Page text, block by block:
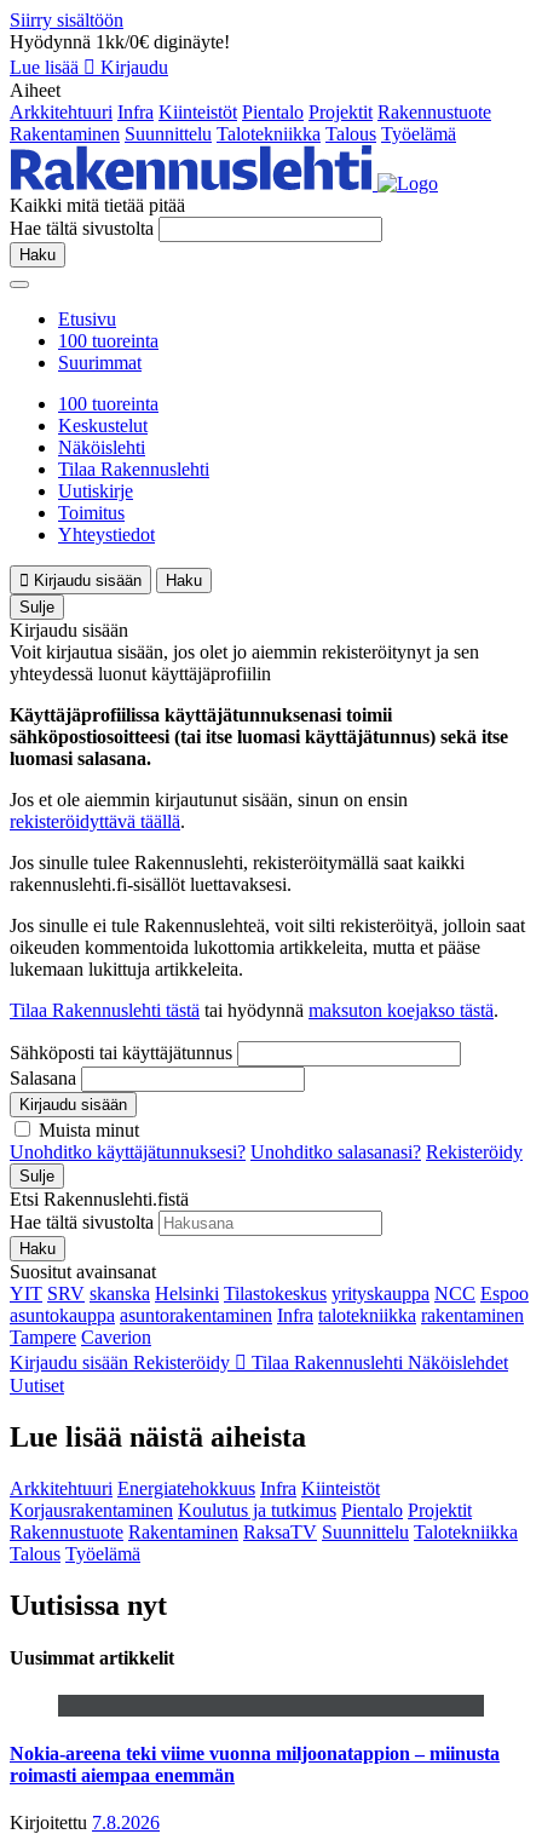
Siirry sisältöön
Hyödynnä 1kk/0€ diginäyte!
Lue lisää
Kirjaudu
Aiheet
Arkkitehtuuri Infra Kiinteistöt Pientalo Projektit Rakennustuote
Rakentaminen Suunnittelu Talotekniikka Talous Työelämä
Kaikki mitä tietää pitää
Hae tältä sivustolta
Haku
Etusivu
100 tuoreinta
Suurimmat
100 tuoreinta
Keskustelut
Näköislehti
Tilaa Rakennuslehti
Uutiskirje
Toimitus
Yhteystiedot
Kirjaudu sisään
Haku
Sulje
Kirjaudu sisään
Voit kirjautua sisään, jos olet jo aiemmin rekisteröitynyt ja sen
yhteydessä luonut käyttäjäprofiilin
Käyttäjäprofiilissa käyttäjätunnuksenasi toimii
sähköpostiosoitteesi (tai itse luomasi käyttäjätunnus) sekä itse
luomasi salasana.
Jos et ole aiemmin kirjautunut sisään, sinun on ensin
rekisteröidyttävä täällä.
Jos sinulle tulee Rakennuslehti, rekisteröitymällä saat kaikki
rakennuslehti.fi-sisällöt luettavaksesi.
Jos sinulle ei tule Rakennuslehteä, voit silti rekisteröityä, jolloin saat
oikeuden kommentoida lukottomia artikkeleita, mutta et pääse
lukemaan lukittuja artikkeleita.
Tilaa Rakennuslehti tästä tai hyödynnä maksuton koejakso tästä.
Sähköposti tai käyttäjätunnus
Salasana
Kirjaudu sisään
Muista minut
Unohditko käyttäjätunnuksesi? Unohditko salasanasi? Rekisteröidy
Sulje
Etsi Rakennuslehti.fistä
Hae tältä sivustolta
Haku
Suositut avainsanat
YIT SRV skanska Helsinki Tilastokeskus yrityskauppa NCC Espoo
asuntokauppa asuntorakentaminen Infra talotekniikka rakentaminen
Tampere Caverion
Kirjaudu sisään Rekisteröidy Tilaa Rakennuslehti Näköislehdet
Uutiset
Lue lisää näistä aiheista
Arkkitehtuuri Energiatehokkuus Infra Kiinteistöt
Korjausrakentaminen Koulutus ja tutkimus Pientalo Projektit
Rakennustuote Rakentaminen RaksaTV Suunnittelu Talotekniikka
Talous Työelämä
Uutisissa nyt
Uusimmat artikkelit
Nokia-areena teki viime vuonna miljoonatappion – miinusta
roimasti aiempaa enemmän
Kirjoitettu 7.8.2026